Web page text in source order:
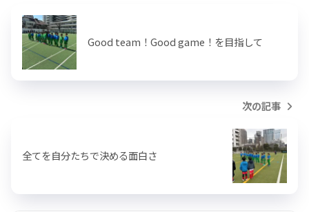
Good team！Good game！を目指して
次の記事
全てを自分たちで決める面白さ